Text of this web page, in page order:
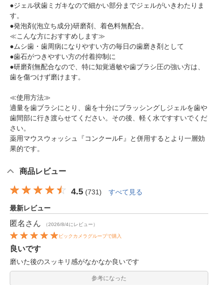
●ジェル状歯ミガキなので細かい部分までジェルがいきわたりま
す。
●発泡剤(泡立ち成分)研磨剤、着色料無配合。
≪こんな方におすすめします≫
●ムシ歯・歯周病になりやすい方の毎日の歯磨き剤として
●歯石がつきやすい方の付着抑制に
●研磨剤無配合なので、特に知覚過敏や歯ブラシ圧の強い方は、
歯を傷つけず磨けます。
≪使用方法≫
適量を歯ブラシにとり、歯を十分にブラッシングしジェルを歯や
歯間部に行き渡らせてください。その後、軽く水ですすいでくだ
さい。
薬用マウスウォッシュ『コンクールF』と併用するとより一層効
果的です。
商品レビュー
4.5 (731) すべて見る
最新レビュー
匿名 さん （2026/8/4にレビュー）
ビックカメラグループで購入
良いです
磨いた後のスッキリ感がなかなか良いです
参考になった